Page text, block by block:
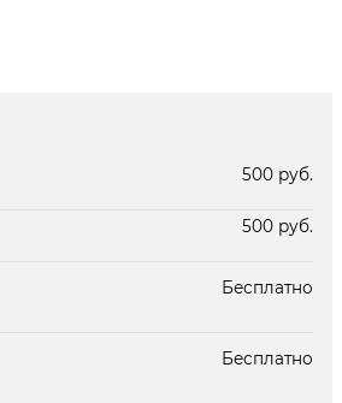
500 руб.
500 руб.
Бесплатно
Бесплатно